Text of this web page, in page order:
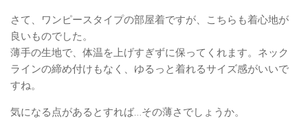
さて、ワンピースタイプの部屋着ですが、こちらも着心地が
良いものでした。
薄手の生地で、体温を上げすぎずに保ってくれます。ネック
ラインの締め付けもなく、ゆるっと着れるサイズ感がいいで
すね。
気になる点があるとすれば…その薄さでしょうか。